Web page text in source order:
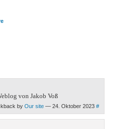
von Jakob Voß
by Our site — 24. Oktober 2023 #